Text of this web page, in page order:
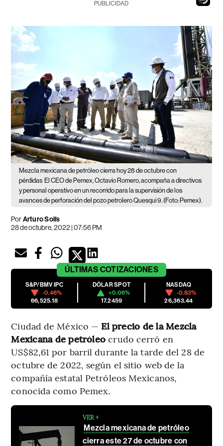
PUBLICIDAD
Mezcla mexicana de petróleo cierra hoy 28 de octubre con
pérdidas El CEO de Pemex, Octavio Romero, acompaña a directivos
y personal operativo en un recorrido para la supervisión de los
avances de perforación del pozo petrolero Quesqui 9. (Foto: Pemex).
PorArturo Solís
28 de octubre, 2022 | 07:56 PM
ÚLTIMAS COTIZACIONES
S&P/BMV IPC
-0.46%
66,525.18
DÓLAR SPOT
+0.06%
17.2459
NASDAQ
-0.83%
26,363.44
Ciudad de México — El precio de la Mezcla
Mexicana de petróleo crudo cerró en
US$82,61 por barril durante la tarde del 28 de
octubre de 2022, según el sitio web de la
compañía estatal Petróleos Mexicanos,
conocida como Pemex.
VER +
Mezcla mexicana de petróleo
cierra este 27 de octubre con